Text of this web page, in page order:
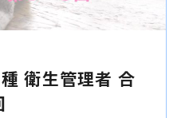
衛生管理者 合